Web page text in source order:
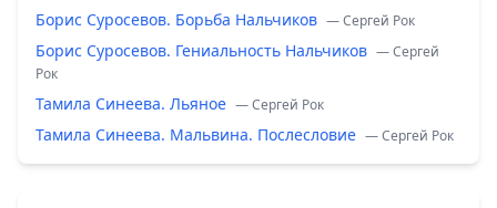
Борис Суросевов. Борьба Нальчиков — Сергей Рок
Борис Суросевов. Гениальность Нальчиков — Сергей
Рок
Тамила Синеева. Льяное — Сергей Рок
Тамила Синеева. Мальвина. Послесловие — Сергей Рок